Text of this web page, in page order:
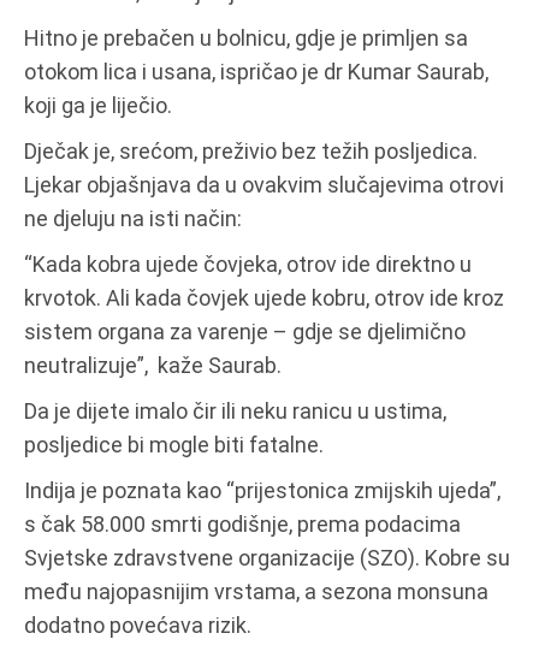
Hitno je prebačen u bolnicu, gdje je primljen sa
otokom lica i usana, ispričao je dr Kumar Saurab,
koji ga je liječio.
Dječak je, srećom, preživio bez težih posljedica.
Ljekar objašnjava da u ovakvim slučajevima otrovi
ne djeluju na isti način:
“Kada kobra ujede čovjeka, otrov ide direktno u
krvotok. Ali kada čovjek ujede kobru, otrov ide kroz
sistem organa za varenje – gdje se djelimično
neutralizuje”, kaže Saurab.
Da je dijete imalo čir ili neku ranicu u ustima,
posljedice bi mogle biti fatalne.
Indija je poznata kao “prijestonica zmijskih ujeda”,
s čak 58.000 smrti godišnje, prema podacima
Svjetske zdravstvene organizacije (SZO). Kobre su
među najopasnijim vrstama, a sezona monsuna
dodatno povećava rizik.